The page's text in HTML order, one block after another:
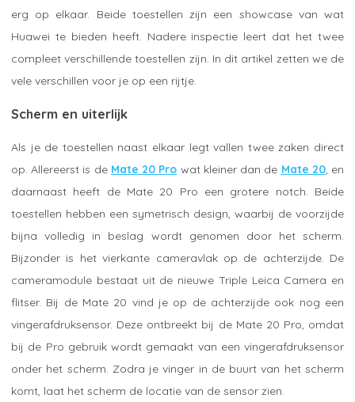
erg op elkaar. Beide toestellen zijn een showcase van wat
Huawei te bieden heeft. Nadere inspectie leert dat het twee
compleet verschillende toestellen zijn. In dit artikel zetten we de
vele verschillen voor je op een rijtje.
Scherm en uiterlijk
Als je de toestellen naast elkaar legt vallen twee zaken direct
op. Allereerst is de Mate 20 Pro wat kleiner dan de Mate 20, en
daarnaast heeft de Mate 20 Pro een grotere notch. Beide
toestellen hebben een symetrisch design, waarbij de voorzijde
bijna volledig in beslag wordt genomen door het scherm.
Bijzonder is het vierkante cameravlak op de achterzijde. De
cameramodule bestaat uit de nieuwe Triple Leica Camera en
flitser. Bij de Mate 20 vind je op de achterzijde ook nog een
vingerafdruksensor. Deze ontbreekt bij de Mate 20 Pro, omdat
bij de Pro gebruik wordt gemaakt van een vingerafdruksensor
onder het scherm. Zodra je vinger in de buurt van het scherm
komt, laat het scherm de locatie van de sensor zien.